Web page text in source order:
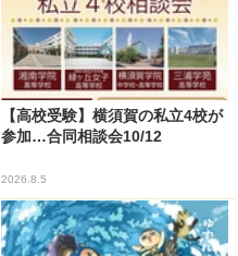
【高校受験】横須賀の私立4校が
参加…合同相談会10/12
2026.8.5